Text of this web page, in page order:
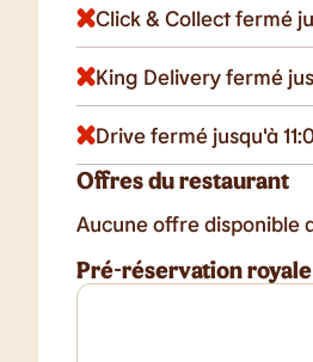
Click & Collect fermé
King Delivery fermé
Drive fermé jusqu'à
Offres du restaurant
Aucune offre disponible
Pré-réservation royale